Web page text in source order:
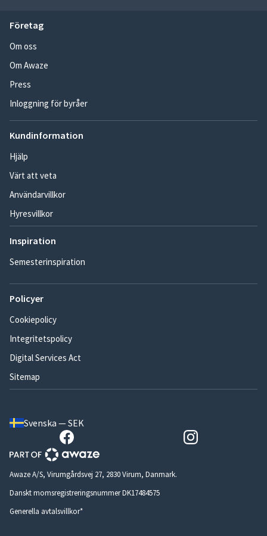
Företag
Om oss
Om Awaze
Press
Inloggning för byråer
Kundinformation
Hjälp
Värt att veta
Användarvillkor
Hyresvillkor
Inspiration
Semesterinspiration
Policyer
Cookiepolicy
Integritetspolicy
Digital Services Act
Sitemap
Svenska — SEK
Awaze A/S, Virumgårdsvej 27, 2830 Virum, Danmark.
Danskt momsregistreringsnummer DK17484575
Generella avtalsvillkor*